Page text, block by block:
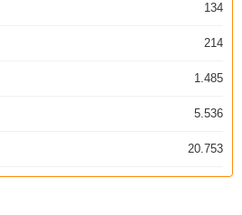
134
214
1.485
5.536
20.753